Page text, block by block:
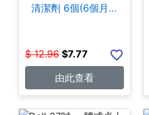
清潔劑 6個(6個月
$ 12.96 $7.77
由此查看